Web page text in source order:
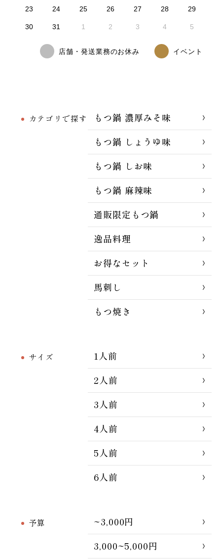
カテゴリで探す
もつ鍋 濃厚みそ味
もつ鍋 しょうゆ味
もつ鍋 しお味
もつ鍋 麻辣味
通販限定もつ鍋
逸品料理
お得なセット
馬刺し
もつ焼き
サイズ
1人前
2人前
3人前
4人前
5人前
6人前
予算
~3,000円
3,000~5,000円
23 24 25 26 27 28 29
30 31 1 2 3 4 5
店舗・発送業務のお休み イベント